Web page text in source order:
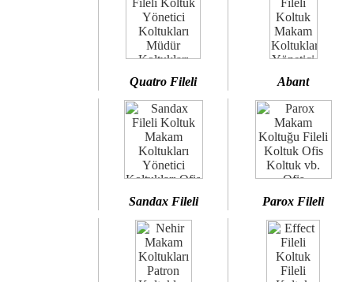
Quatro Fileli Abant
Sandax Fileli Parox Fileli